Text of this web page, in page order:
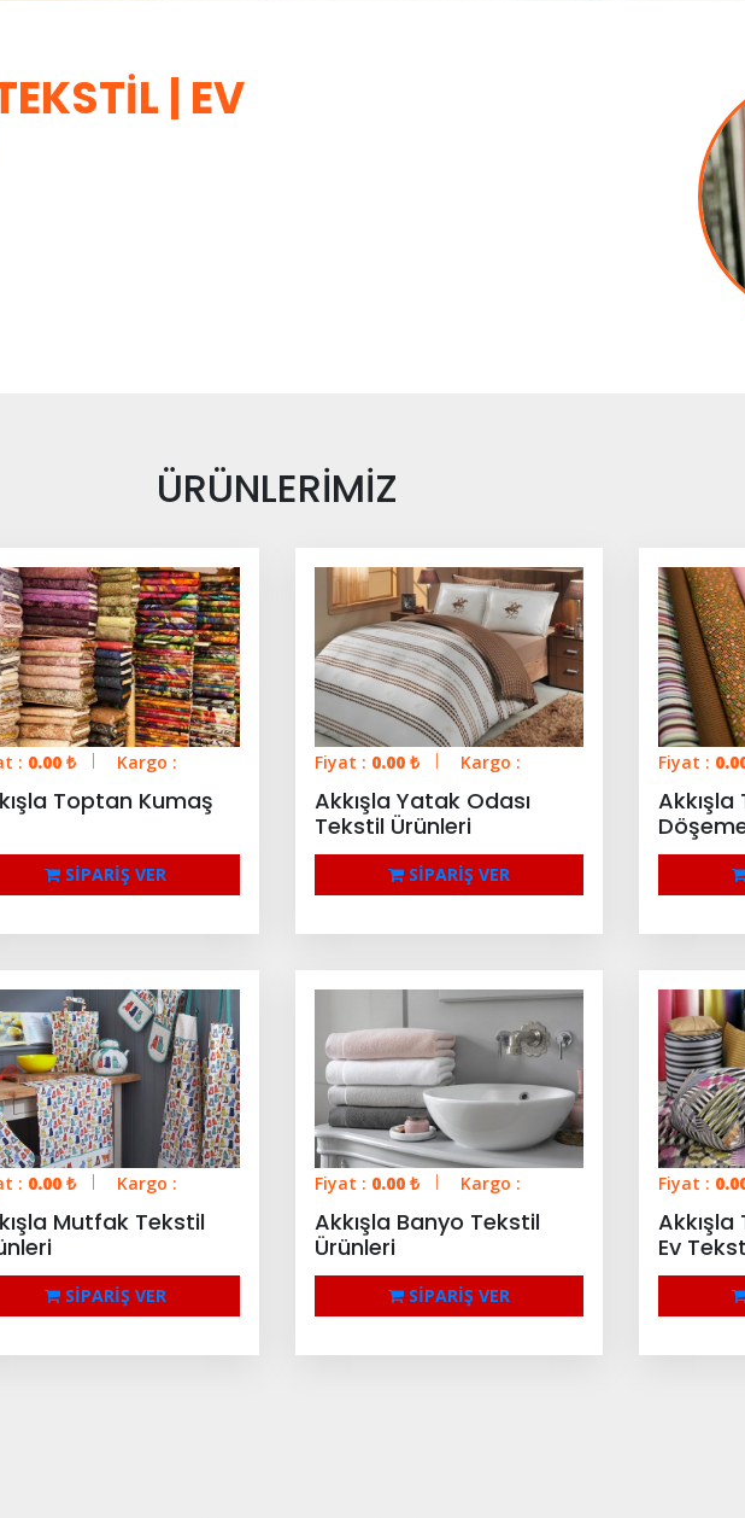
| EV
ÜRÜNLERİMİZ
: 0.00 ₺ Kargo :
Toptan Kumaş
SİPARİŞ VER
Fiyat : 0.00 ₺ Kargo :
Akkışla Yatak Odası
Tekstil Ürünleri
SİPARİŞ VER
Fiyat :
: 0.00 ₺ Kargo :
Mutfak Tekstil
SİPARİŞ VER
Fiyat : 0.00 ₺ Kargo :
Akkışla Banyo Tekstil
Ürünleri
SİPARİŞ VER
Fiyat :
Ev